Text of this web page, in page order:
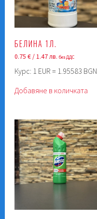
БЕЛИНА 1Л.
0.75€/ 1.47 лв.без ДДС
Курс: 1 EUR = 1.95583 BGN
Добавяне в количката